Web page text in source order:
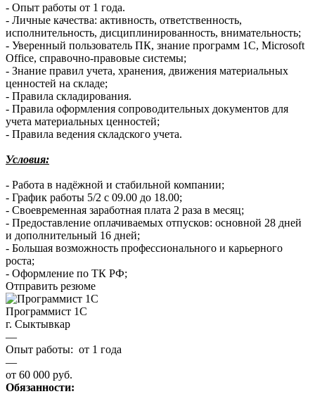
- Опыт работы от 1 года.
- Личные качества: активность, ответственность,
исполнительность, дисциплинированность, внимательность;
- Уверенный пользователь ПК, знание программ 1С, Microsoft
Office, справочно-правовые системы;
- Знание правил учета, хранения, движения материальных
ценностей на складе;
- Правила складирования.
- Правила оформления сопроводительных документов для
учета материальных ценностей;
- Правила ведения складского учета.
Условия:
- Работа в надёжной и стабильной компании;
- График работы 5/2 с 09.00 до 18.00;
- Своевременная заработная плата 2 раза в месяц;
- Предоставление оплачиваемых отпусков: основной 28 дней
и дополнительный 16 дней;
- Большая возможность профессионального и карьерного
роста;
- Оформление по ТК РФ;
Отправить резюме
Программист 1С
г. Сыктывкар
—
Опыт работы: от 1 года
—
от 60 000 руб.
Обязанности: